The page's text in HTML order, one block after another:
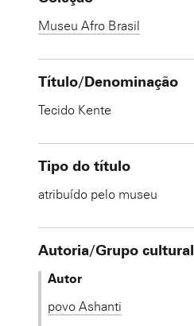
Museu Afro Brasil
Título/Denominação
Tecido Kente
Tipo do título
atribuído pelo museu
Autoria/Grupo cultural
Autor
povo Ashanti